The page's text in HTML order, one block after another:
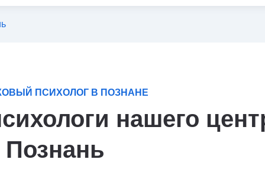
ПСИХОЛОГ В ПОЗНАНЕ
нашего
Познань